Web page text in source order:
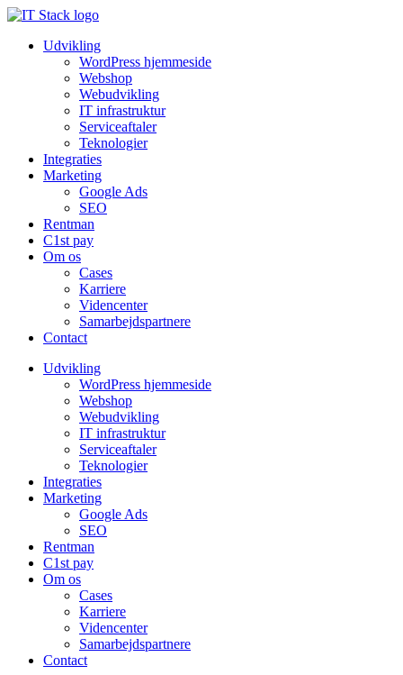
Udvikling
WordPress hjemmeside
Webshop
Webudvikling
IT infrastruktur
Serviceaftaler
Teknologier
Integraties
Marketing
Google Ads
SEO
Rentman
C1st pay
Om os
Cases
Karriere
Videncenter
Samarbejdspartnere
Contact
Udvikling
WordPress hjemmeside
Webshop
Webudvikling
IT infrastruktur
Serviceaftaler
Teknologier
Integraties
Marketing
Google Ads
SEO
Rentman
C1st pay
Om os
Cases
Karriere
Videncenter
Samarbejdspartnere
Contact